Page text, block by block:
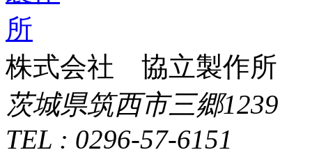
株式会社 協立製作所
茨城県筑西市三郷1239
TEL : 0296-57-6151